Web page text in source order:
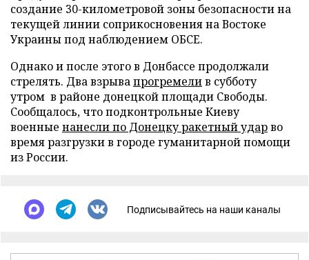
создание 30-километровой зоны безопасности на
текущей линии соприкосновения на Востоке
Украины под наблюдением ОБСЕ.
Однако и после этого в Донбассе продолжали
стрелять. Два взрывапрогремелив субботу
утром в районе донецкой площади Свободы.
Сообщалось, что подконтрольные Киеву
военные нанесли по Донецку ракетный ударво
время разгрузки в городе гуманитарной помощи
из России.
Подписывайтесь на наши каналы